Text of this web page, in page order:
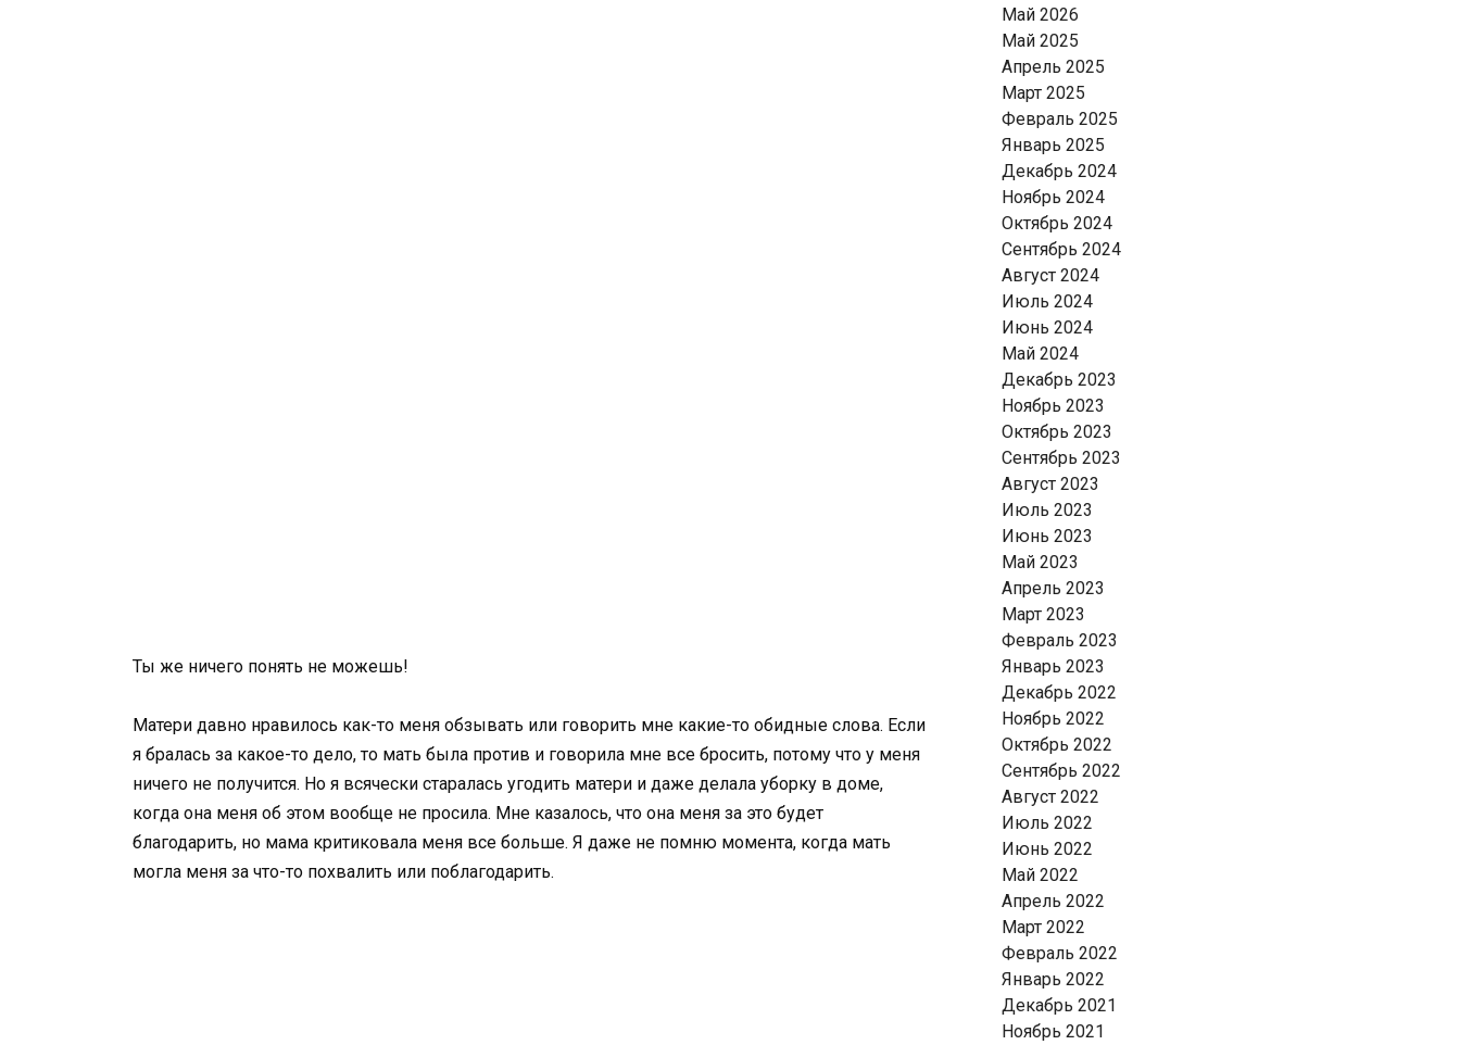
Ты же ничего понять не можешь!
Матери давно нравилось как-то меня обзывать или говорить мне какие-то обидные слова. Если
я бралась за какое-то дело, то мать была против и говорила мне все бросить, потому что у меня
ничего не получится. Но я всячески старалась угодить матери и даже делала уборку в доме,
когда она меня об этом вообще не просила. Мне казалось, что она меня за это будет
благодарить, но мама критиковала меня все больше. Я даже не помню момента, когда мать
могла меня за что-то похвалить или поблагодарить.
Май 2026
Май 2025
Апрель 2025
Март 2025
Февраль 2025
Январь 2025
Декабрь 2024
Ноябрь 2024
Октябрь 2024
Сентябрь 2024
Август 2024
Июль 2024
Июнь 2024
Май 2024
Декабрь 2023
Ноябрь 2023
Октябрь 2023
Сентябрь 2023
Август 2023
Июль 2023
Июнь 2023
Май 2023
Апрель 2023
Март 2023
Февраль 2023
Январь 2023
Декабрь 2022
Ноябрь 2022
Октябрь 2022
Сентябрь 2022
Август 2022
Июль 2022
Июнь 2022
Май 2022
Апрель 2022
Март 2022
Февраль 2022
Январь 2022
Декабрь 2021
Ноябрь 2021